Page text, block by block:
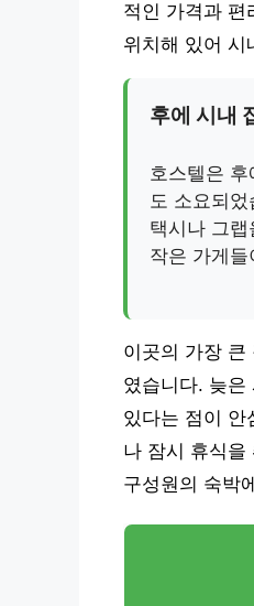
적인 가격과 편
위치해 있어 시
후에 시내
호스텔은
도 소요되
택시나 그
작은 가게
이곳의 가장 큰
였습니다. 늦은
있다는 점이 안
나 잠시 휴식을
구성원의 숙박